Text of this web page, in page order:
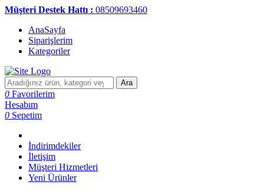
Müşteri Destek Hattı : 08509693460
AnaSayfa
Siparişlerim
Kategoriler
Ara
0 Favorilerim
Hesabım
0 Sepetim
İndirimdekiler
İletişim
Müşteri Hizmetleri
Yeni Ürünler